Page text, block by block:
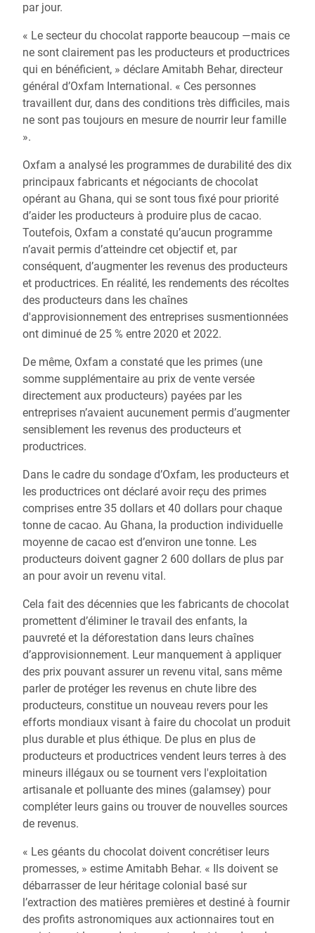
par jour.
« Le secteur du chocolat rapporte beaucoup —mais ce
ne sont clairement pas les producteurs et productrices
qui en bénéficient, » déclare Amitabh Behar, directeur
général d’Oxfam International. « Ces personnes
travaillent dur, dans des conditions très difficiles, mais
ne sont pas toujours en mesure de nourrir leur famille
».
Oxfam a analysé les programmes de durabilité des dix
principaux fabricants et négociants de chocolat
opérant au Ghana, qui se sont tous fixé pour priorité
d’aider les producteurs à produire plus de cacao.
Toutefois, Oxfam a constaté qu’aucun programme
n’avait permis d’atteindre cet objectif et, par
conséquent, d’augmenter les revenus des producteurs
et productrices. En réalité, les rendements des récoltes
des producteurs dans les chaînes
d'approvisionnement des entreprises susmentionnées
ont diminué de 25 % entre 2020 et 2022.
De même, Oxfam a constaté que les primes (une
somme supplémentaire au prix de vente versée
directement aux producteurs) payées par les
entreprises n’avaient aucunement permis d’augmenter
sensiblement les revenus des producteurs et
productrices.
Dans le cadre du sondage d’Oxfam, les producteurs et
les productrices ont déclaré avoir reçu des primes
comprises entre 35 dollars et 40 dollars pour chaque
tonne de cacao. Au Ghana, la production individuelle
moyenne de cacao est d’environ une tonne. Les
producteurs doivent gagner 2 600 dollars de plus par
an pour avoir un revenu vital.
Cela fait des décennies que les fabricants de chocolat
promettent d’éliminer le travail des enfants, la
pauvreté et la déforestation dans leurs chaînes
d’approvisionnement. Leur manquement à appliquer
des prix pouvant assurer un revenu vital, sans même
parler de protéger les revenus en chute libre des
producteurs, constitue un nouveau revers pour les
efforts mondiaux visant à faire du chocolat un produit
plus durable et plus éthique. De plus en plus de
producteurs et productrices vendent leurs terres à des
mineurs illégaux ou se tournent vers l'exploitation
artisanale et polluante des mines (galamsey) pour
compléter leurs gains ou trouver de nouvelles sources
de revenus.
« Les géants du chocolat doivent concrétiser leurs
promesses, » estime Amitabh Behar. « Ils doivent se
débarrasser de leur héritage colonial basé sur
l’extraction des matières premières et destiné à fournir
des profits astronomiques aux actionnaires tout en